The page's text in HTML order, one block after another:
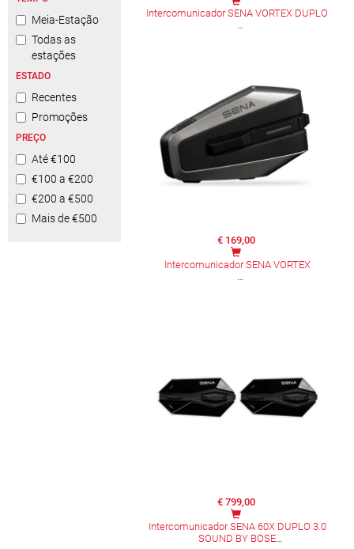
Meia-Estação
Todas as
estações
ESTADO
Recentes
Promoções
PREÇO
Até €100
€100 a €200
€200 a €500
Mais de €500
Intercomunicador SENA VORTEX DUPLO
€ 169,00
Intercomunicador SENA VORTEX
€ 799,00
Intercomunicador SENA 60X DUPLO 3.0
SOUND BY BOSE